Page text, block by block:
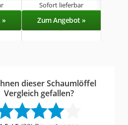
Sofort lieferbar
» Zum Angebot »
dieser Schaumlöffel
Vergleich gefallen?